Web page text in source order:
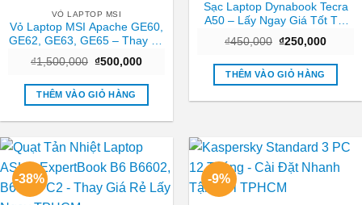
VỎ LAPTOP MSI
Vỏ Laptop MSI Apache GE60,
GE62, GE63, GE65 – Thay Vỏ
Lấy Liền, Giá Rẻ TPHCM
₫1,500,000 Giá
là:
₫1,500,000.
₫500,000Giá
tại
₫500,000.
THÊM VÀO GIỎ HÀNG
Sạc Laptop Dynabook Tecra
A50 – Lấy Ngay Giá Tốt Tại
Cửa Hàng TPHCM
₫450,000 Giá
là:
₫450,000.
₫250,000Giá
tại
THÊM VÀO GIỎ HÀNG
-38% -9%